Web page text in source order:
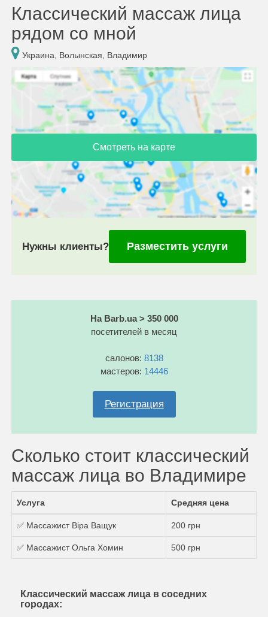
Классический массаж лица
рядом со мной
Украина, Волынская, Владимир
Смотреть на карте
Нужны клиенты? Разместить услуги
На Barb.ua > 350 000
посетителей в месяц
салонов: 8138
мастеров: 14446
Регистрация
Сколько стоит классический
массаж лица во Владимире
Услуга Средняя цена
✅ Массажист Віра Ващук 200 грн
✅ Массажист Ольга Хомин 500 грн
Классический массаж лица в соседних
городах: